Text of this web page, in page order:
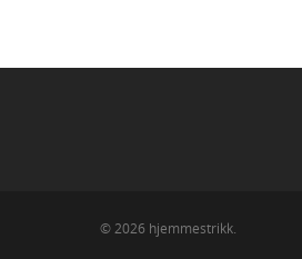
© 2026 hjemmestrikk.